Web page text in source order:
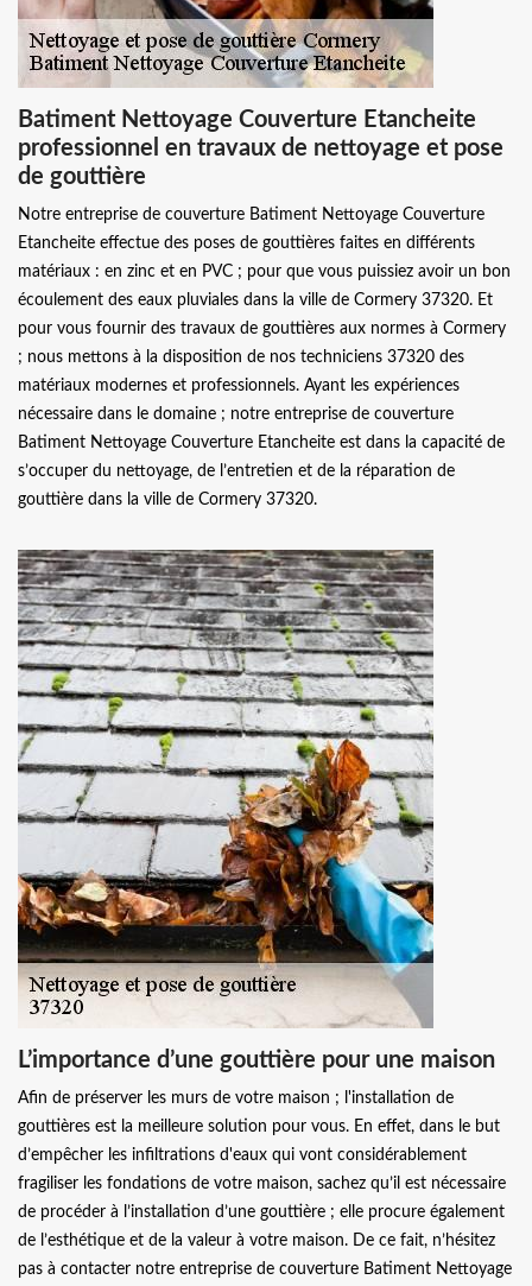
Batiment Nettoyage Couverture Etancheite
professionnel en travaux de nettoyage et pose
de gouttière
Notre entreprise de couverture Batiment Nettoyage Couverture
Etancheite effectue des poses de gouttières faites en différents
matériaux : en zinc et en PVC ; pour que vous puissiez avoir un bon
écoulement des eaux pluviales dans la ville de Cormery 37320. Et
pour vous fournir des travaux de gouttières aux normes à Cormery
; nous mettons à la disposition de nos techniciens 37320 des
matériaux modernes et professionnels. Ayant les expériences
nécessaire dans le domaine ; notre entreprise de couverture
Batiment Nettoyage Couverture Etancheite est dans la capacité de
s’occuper du nettoyage, de l’entretien et de la réparation de
gouttière dans la ville de Cormery 37320.
L’importance d’une gouttière pour une maison
Afin de préserver les murs de votre maison ; l'installation de
gouttières est la meilleure solution pour vous. En effet, dans le but
d’empêcher les infiltrations d'eaux qui vont considérablement
fragiliser les fondations de votre maison, sachez qu’il est nécessaire
de procéder à l’installation d’une gouttière ; elle procure également
de l’esthétique et de la valeur à votre maison. De ce fait, n’hésitez
pas à contacter notre entreprise de couverture Batiment Nettoyage